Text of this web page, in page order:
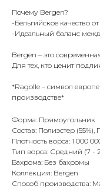
Почему Bergen?
-Бельгийское качество
-Идеальный баланс
Bergen – это
Для тех, кто ценит
*Ragolle – символ
производстве*
Форма: Прямоугольник
Состав: Полиэстер
Плотность ворса: 1 000
Тип ворса: Средний (7 -
Бахрома: Без бахромы
Коллекция: Bergen
Способ производства: